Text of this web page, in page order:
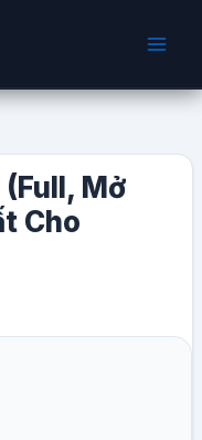
Mở
Cho